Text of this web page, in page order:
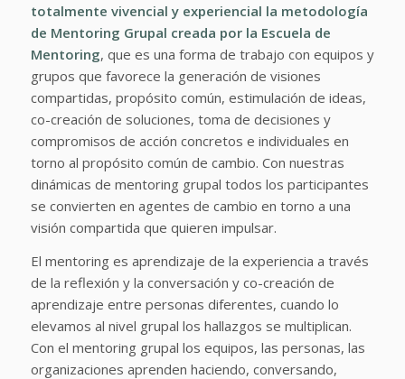
totalmente vivencial y experiencial la metodología
de Mentoring Grupal creada por la Escuela de
Mentoring, que es una forma de trabajo con equipos y
grupos que favorece la generación de visiones
compartidas, propósito común, estimulación de ideas,
co-creación de soluciones, toma de decisiones y
compromisos de acción concretos e individuales en
torno al propósito común de cambio. Con nuestras
dinámicas de mentoring grupal todos los participantes
se convierten en agentes de cambio en torno a una
visión compartida que quieren impulsar.
El mentoring es aprendizaje de la experiencia a través
de la reflexión y la conversación y co-creación de
aprendizaje entre personas diferentes, cuando lo
elevamos al nivel grupal los hallazgos se multiplican.
Con el mentoring grupal los equipos, las personas, las
organizaciones aprenden haciendo, conversando,